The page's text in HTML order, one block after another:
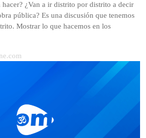
¿Van a ir distrito por distrito a decir
pública? Es una discusión que tenemos
Mostrar lo que hacemos en los